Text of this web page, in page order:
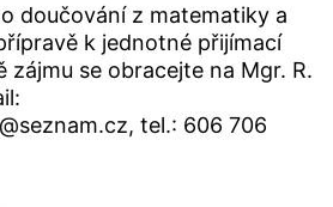
doučování z matematiky a
k jednotné přijímací
zájmu se obracejte na Mgr. R.
tel.: 606 706